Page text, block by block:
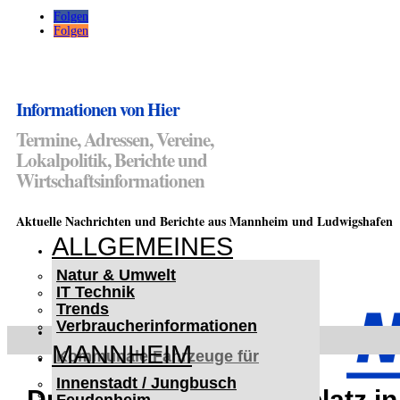
Folgen
Folgen
Informationen von Hier
Termine, Adressen, Vereine,
Lokalpolitik, Berichte und
Wirtschaftsinformationen
Aktuelle Nachrichten und Berichte aus Mannheim und Ludwigshafen
ALLGEMEINES
Natur & Umwelt
IT Technik
Trends
Verbraucherinformationen
MANNHEIM
Innenstadt / Jungbusch
< UKRAINE >
Kommunale Fahrzeuge für
Czernowitz
Nutzfahrzeuge für Czernowitz